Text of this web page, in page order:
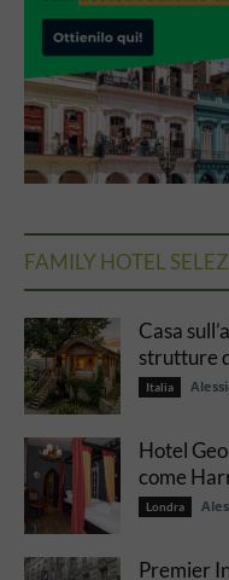
FAMILY HOTEL
Casa
strutture
Italia
Hotel
come
Londra
Premier